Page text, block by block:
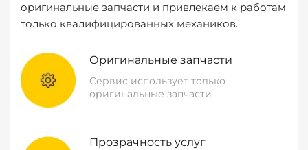
оригинальные запчасти и привлекаем к работам
только квалифицированных механиков.
Оригинальные запчасти
Сервис использует только
оригинальные запчасти
Прозрачность услуг